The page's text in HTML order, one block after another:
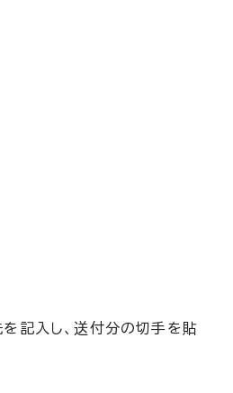
記入し、送付分の切手を貼